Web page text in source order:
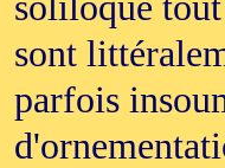
sont
parfois